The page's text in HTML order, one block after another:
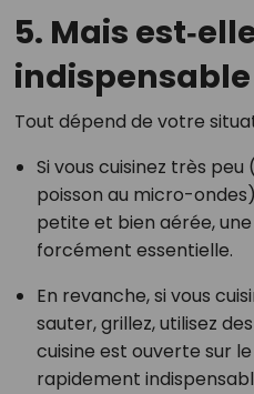
5. Mais
indispensable
Tout dépend de votre
Si vous cuisinez très peu
poisson au micro-
petite et bien aérée,
forcément essentielle.
En revanche, si vous
sauter, grillez, utilisez
cuisine est ouverte sur
rapidement